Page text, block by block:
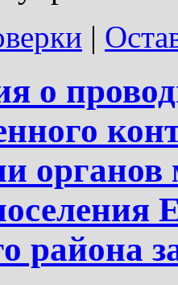
|
о
органов
района